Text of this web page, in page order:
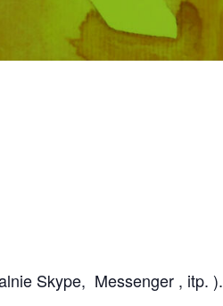
Skype, Messenger , itp. ).